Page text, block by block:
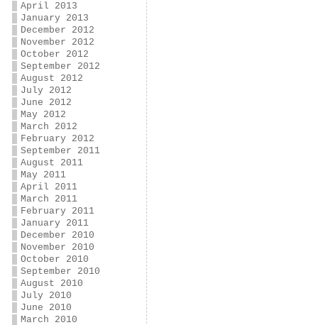
April 2013
January 2013
December 2012
November 2012
October 2012
September 2012
August 2012
July 2012
June 2012
May 2012
March 2012
February 2012
September 2011
August 2011
May 2011
April 2011
March 2011
February 2011
January 2011
December 2010
November 2010
October 2010
September 2010
August 2010
July 2010
June 2010
March 2010